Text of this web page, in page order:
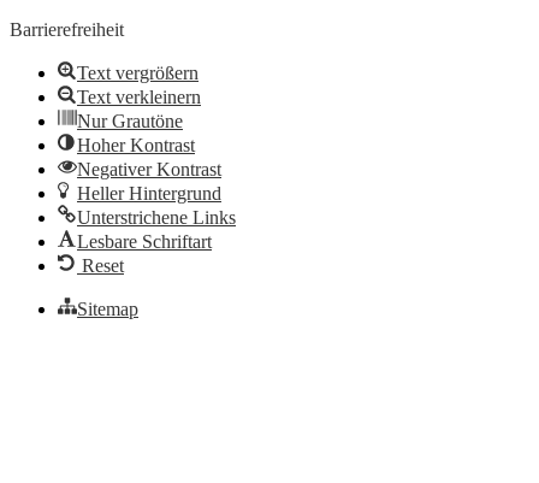
Barrierefreiheit
Text vergrößern
Text verkleinern
Nur Grautöne
Hoher Kontrast
Negativer Kontrast
Heller Hintergrund
Unterstrichene Links
Lesbare Schriftart
Reset
Sitemap